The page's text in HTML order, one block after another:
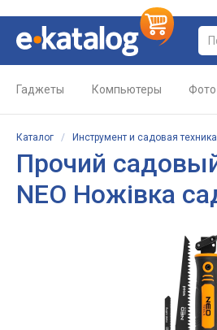
Гаджеты Компьютеры Фото
Каталог / Инструмент и садовая техника
Прочий
NEO Ножівка